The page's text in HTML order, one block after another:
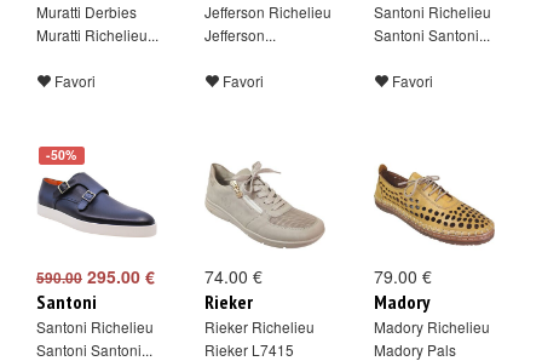
Muratti Derbies
Muratti Richelieu...
Favori
Jefferson Richelieu
Jefferson...
Favori
Santoni Richelieu
Santoni Santoni...
Favori
-50%
590.00 295.00 €
Santoni
Santoni Richelieu
Santoni Santoni...
74.00 €
Rieker
Rieker Richelieu
Rieker L7415
79.00 €
Madory
Madory Richelieu
Madory Pals